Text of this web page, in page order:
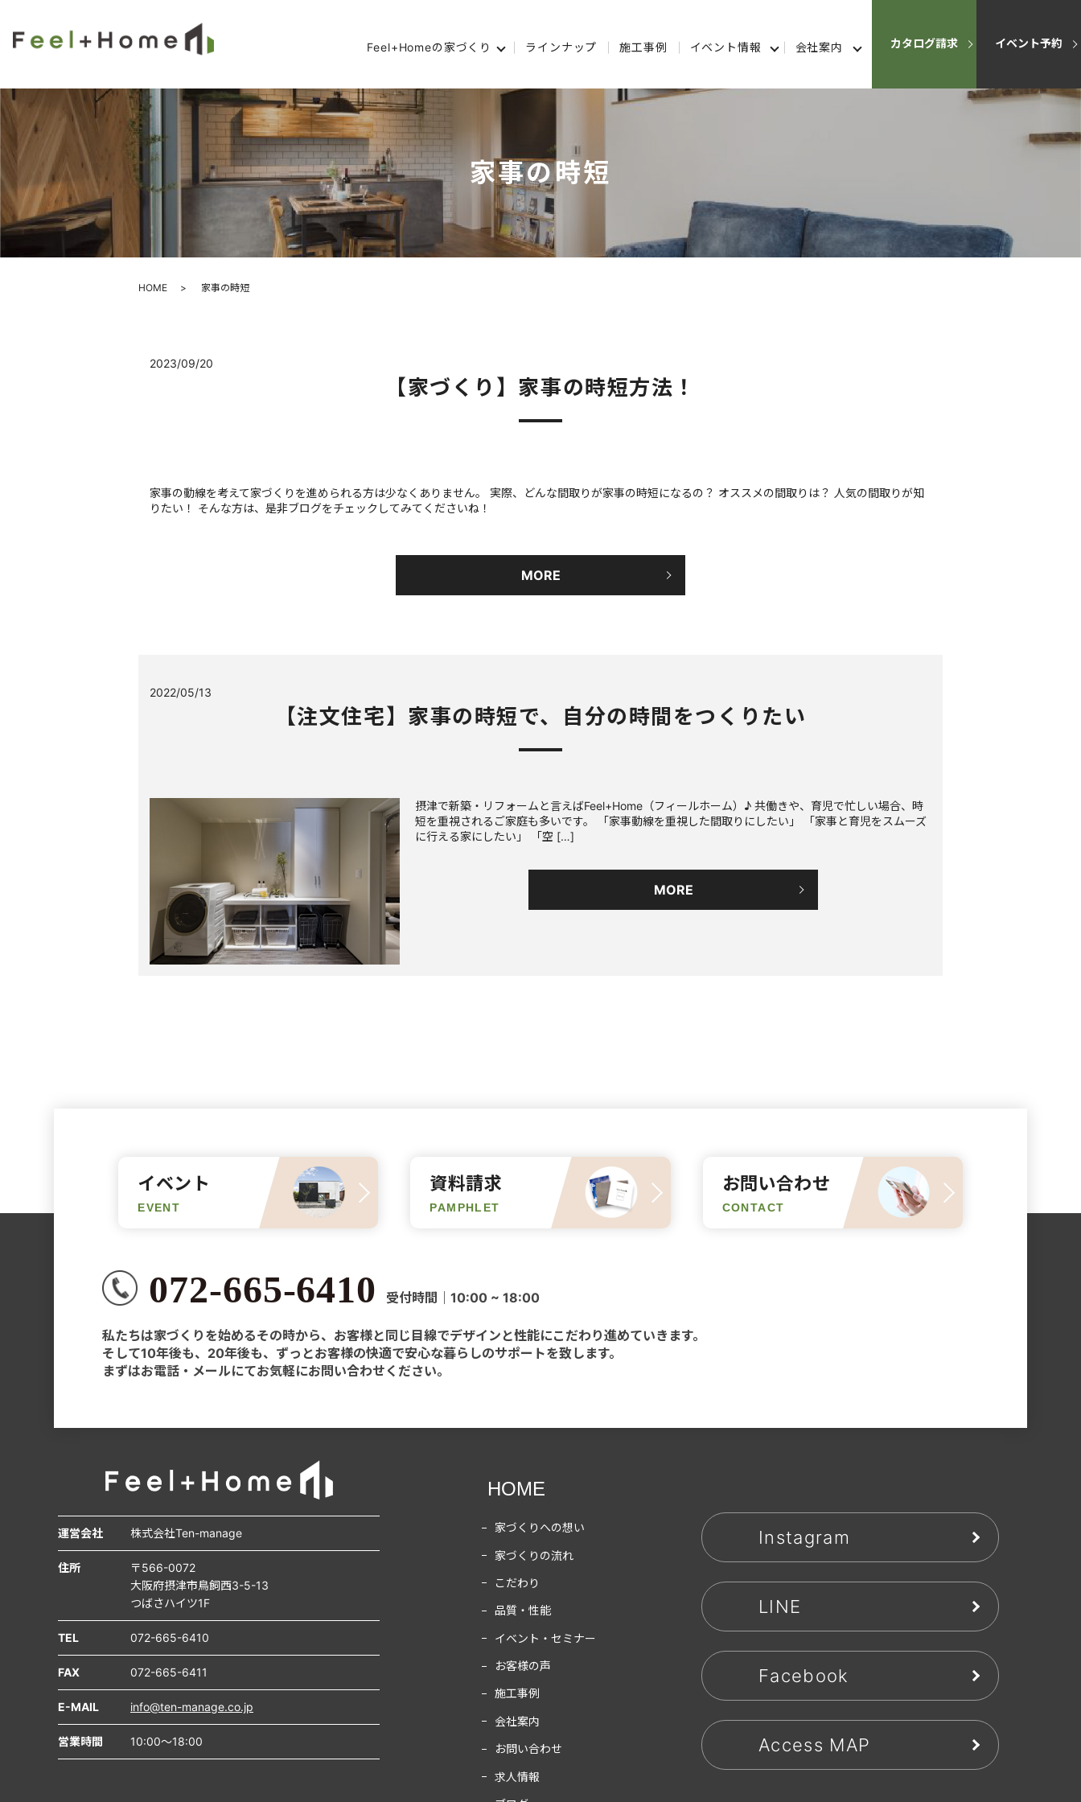
カタログ請求 イベント予約
Feel+Homeの家づくり ラインナップ 施工事例 イベント情報 会社案内
家事の時短
HOME 家事の時短
2023/09/20
【家づくり】家事の時短方法！
家事の動線を考えて家づくりを進められる方は少なくありません。 実際、どんな間取りが家事の時短になるの？ オススメの間取りは？ 人気の間取りが知
りたい！ そんな方は、是非ブログをチェックしてみてくださいね！
MORE
2022/05/13
【注文住宅】家事の時短で、自分の時間をつくりたい
摂津で新築・リフォームと言えばFeel+Home（フィールホーム）♪ 共働きや、育児で忙しい場合、時
短を重視されるご家庭も多いです。 「家事動線を重視した間取りにしたい」 「家事と育児をスムーズ
に行える家にしたい」 「空 […]
MORE
イベント
EVENT
資料請求
PAMPHLET
お問い合わせ
CONTACT
072-665-6410 受付時間｜10:00 ~ 18:00
私たちは家づくりを始めるその時から、お客様と同じ目線でデザインと性能にこだわり進めていきます。
そして10年後も、20年後も、ずっとお客様の快適で安心な暮らしのサポートを致します。
まずはお電話・メールにてお気軽にお問い合わせください。
運営会社 株式会社Ten-manage
住所
〒566-0072
大阪府摂津市鳥飼西3-5-13
つばさハイツ1F
TEL 072-665-6410
FAX 072-665-6411
E-MAIL info@ten-manage.co.jp
営業時間 10:00～18:00
HOME
家づくりへの想い
家づくりの流れ
こだわり
品質・性能
イベント・セミナー
お客様の声
施工事例
会社案内
お問い合わせ
求人情報
Instagram
LINE
Facebook
Access MAP